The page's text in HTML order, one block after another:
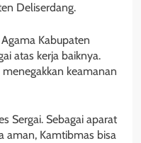
Deliserdang.
Kabupaten
atas kerja baiknya.
keamanan
Sergai. Sebagai aparat
aman, Kamtibmas bisa